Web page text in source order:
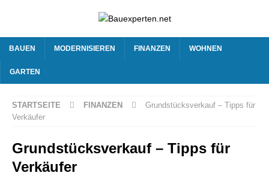
BAUEN MODERNISIEREN FINANZEN WOHNEN
GARTEN
STARTSEITE FINANZEN
Grundstücksverkauf – Tipps für
Verkäufer
Grundstücksverkauf – Tipps für
Verkäufer